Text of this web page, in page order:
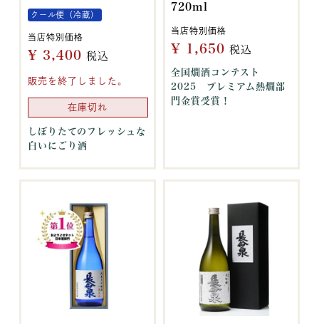
クール便（冷蔵）
当店特別価格
¥ 3,400 税込
販売を終了しました。
在庫切れ
しぼりたてのフレッシュな
白いにごり酒
720ml
当店特別価格
¥ 1,650 税込
全国燗酒コンテスト
2025 プレミアム熱燗部
門金賞受賞！